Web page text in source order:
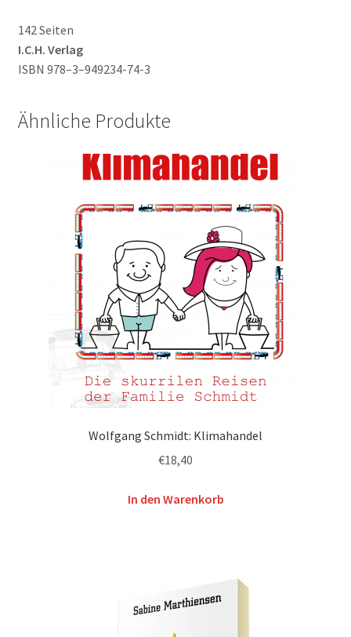
142 Seiten
I.C.H. Verlag
ISBN 978–3–949234-74-3
Ähnliche Produkte
Wolfgang Schmidt: Klimahandel
€18,40
In den Warenkorb